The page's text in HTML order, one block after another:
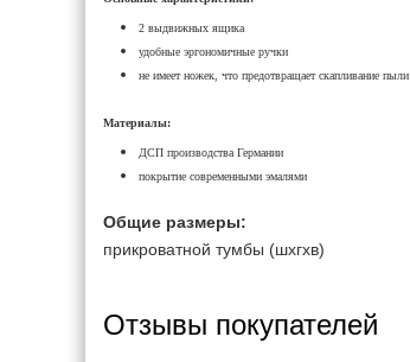
2 выдвижных ящика
удобные эргономичные ручки
не имеет ножек, что предотвращает скапливание пыли
Материалы:
ДСП производства Германии
покрытие современными эмалями
Общие размеры:
прикроватной тумбы (шxгxв)
Отзывы покупателей